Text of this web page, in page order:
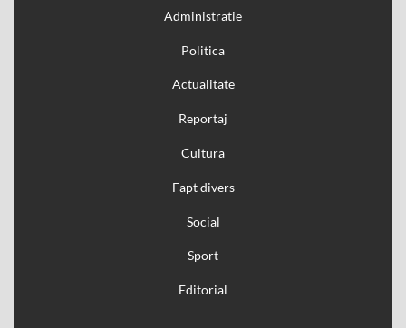
Administratie
Politica
Actualitate
Reportaj
Cultura
Fapt divers
Social
Sport
Editorial